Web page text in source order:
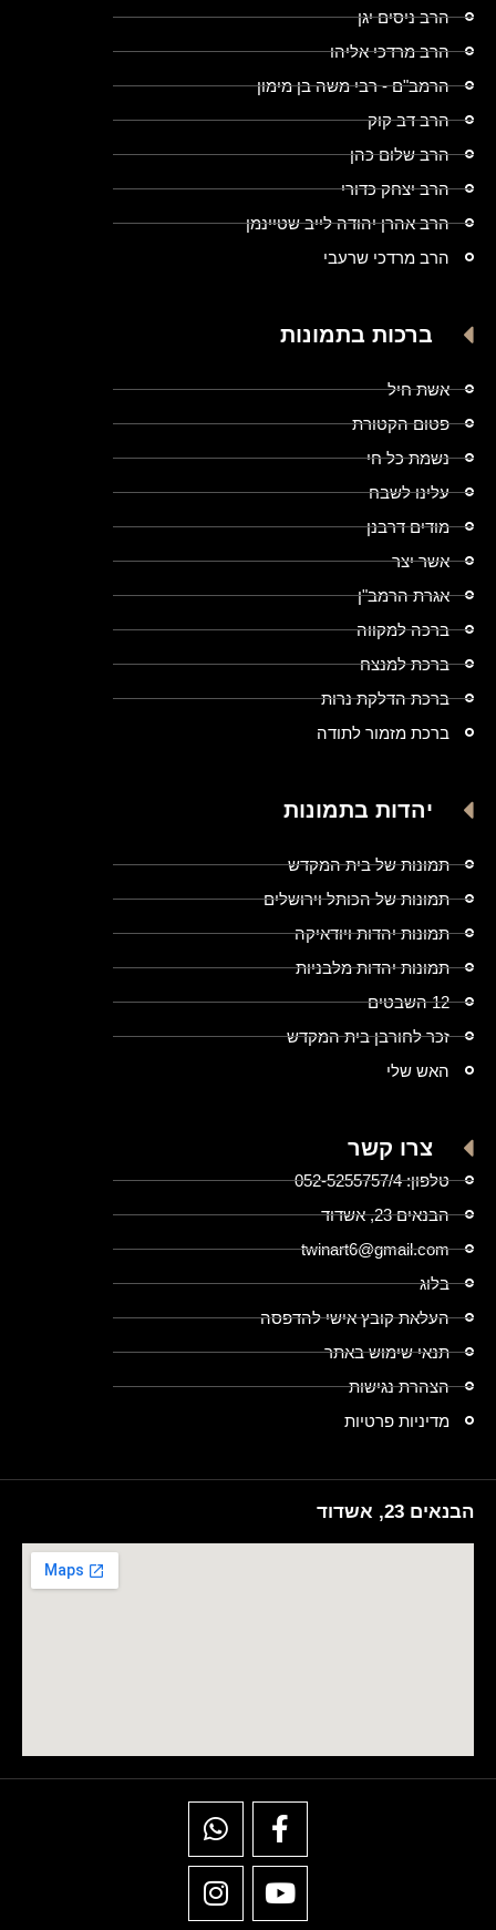
הרב ניסים יגן
הרב מרדכי אליהו
הרמב"ם - רבי משה בן מימון
הרב דב קוק
הרב שלום כהן
הרב יצחק כדורי
הרב אהרן יהודה לייב שטיינמן
הרב מרדכי שרעבי
ברכות בתמונות
אשת חיל
פטום הקטורת
נשמת כל חי
עלינו לשבח
מודים דרבנן
אשר יצר
אגרת הרמב"ן
ברכה למקווה
ברכת למנצח
ברכת הדלקת נרות
ברכת מזמור לתודה
יהדות בתמונות
תמונות של בית המקדש
תמונות של הכותל וירושלים
תמונות יהדות ויודאיקה
תמונות יהדות מלבניות
12 השבטים
זכר לחורבן בית המקדש
האש שלי
צרו קשר
טלפון: 052-5255757/4
הבנאים 23, אשדוד
twinart6@gmail.com
בלוג
העלאת קובץ אישי להדפסה
תנאי שימוש באתר
הצהרת נגישות
מדיניות פרטיות
הבנאים 23, אשדוד